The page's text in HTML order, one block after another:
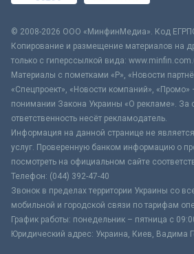
© 2008-2026 ООО «МинфинМедиа». Код
Копирование и размещение материалов на
только с гиперссылкой вида:
Материалы с пометками «Р», «Новости
«Спецпроект», «Новости компаний», «Промо»
понимании Закона Украины «О рекламе». За
ответственность несёт рекламодатель.
Информация на данной странице не
услуг. Проверенную банком информацию о
посмотреть на официальном сайте
Телефон: (044) 392-47-40
Звонок в пределах территории Украины со
мобильной и городской связи по тарифам
График работы: понедельник – пятница с
Юридический адрес: Украина, Киев, Вадима